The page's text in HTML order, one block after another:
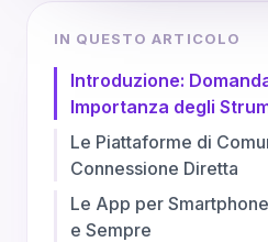
IN QUESTO ARTICOLO
Introduzione:
Importanza degli
Le Piattaforme di
Connessione Diretta
Le App per
e Sempre